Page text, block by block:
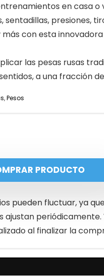
en casa o
sentadillas, presiones,
con esta
las pesas rusas
a una fracción
,Pesos
PRODUCTO
pueden fluctuar, ya
ajustan periódicamente.
al finalizar la